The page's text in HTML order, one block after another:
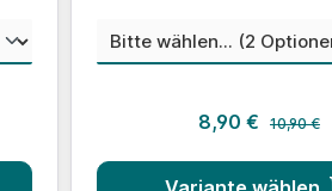
Nikotinstärke
8,90 € 10,90 €